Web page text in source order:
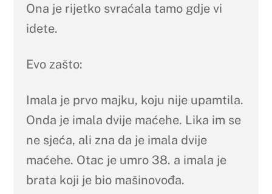
Ona je rijetko svraćala tamo gdje vi
idete.
Evo zašto:
Imala je prvo majku, koju nije upamtila.
Onda je imala dvije maćehe. Lika im se
ne sjeća, ali zna da je imala dvije
maćehe. Otac je umro 38. a imala je
brata koji je bio mašinovođa.